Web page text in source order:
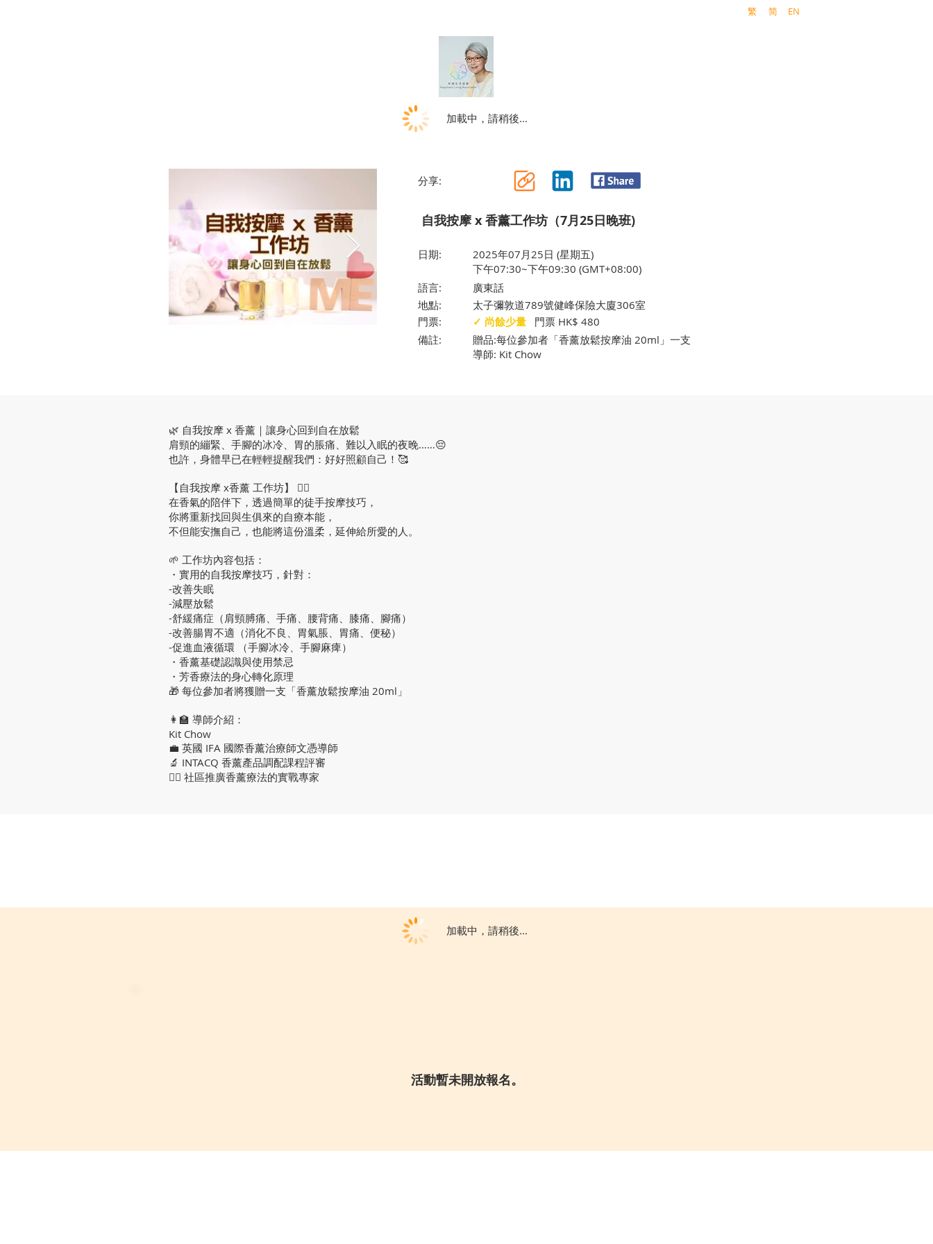
繁 简 EN
加載中，請稍後...
分享:
自我按摩 x 香薰工作坊（7月25日晚班)
日期:
語言:
地點:
門票:
備註:
2025年07月25日 (星期五)
下午07:30~下午09:30 (GMT+08:00)
廣東話
太子彌敦道789號健峰保險大廈306室
✓ 尚餘少量
門票 HK$ 480
贈品:每位參加者「香薰放鬆按摩油 20ml」一支
導師: Kit Chow
🌿 自我按摩 x 香薰｜讓身心回到自在放鬆
肩頸的繃緊、手腳的冰冷、胃的脹痛、難以入眠的夜晚……😔
也許，身體早已在輕輕提醒我們：好好照顧自己！🥰
【自我按摩 x香薰 工作坊】 💆‍♀️
在香氣的陪伴下，透過簡單的徒手按摩技巧，
你將重新找回與生俱來的自療本能，
不但能安撫自己，也能將這份溫柔，延伸給所愛的人。
🌱 工作坊內容包括：
・實用的自我按摩技巧，針對：
-改善失眠
-減壓放鬆
-舒緩痛症（肩頸膊痛、手痛、腰背痛、膝痛、腳痛）
-改善腸胃不適（消化不良、胃氣脹、胃痛、便秘）
-促進血液循環 （手腳冰冷、手腳麻痺）
・香薰基礎認識與使用禁忌
・芳香療法的身心轉化原理
🎁 每位參加者將獲贈一支「香薰放鬆按摩油 20ml」
👩‍🏫 導師介紹：
Kit Chow
💼 英國 IFA 國際香薰治療師文憑導師
🔬 INTACQ 香薰產品調配課程評審
👩‍⚕ 社區推廣香薰療法的實戰專家
加載中，請稍後...
活動暫未開放報名。